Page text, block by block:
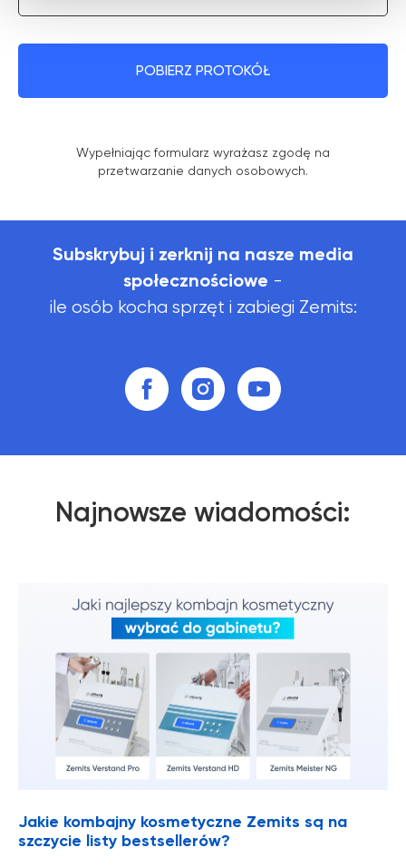
POBIERZ PROTOKÓŁ
Wypełniając formularz wyrażasz zgodę na
przetwarzanie danych osobowych.
Subskrybuj i zerknij na nasze media
społecznościowe -
ile osób kocha sprzęt i zabiegi Zemits:
Najnowsze wiadomości:
Jakie kombajny kosmetyczne Zemits są na
szczycie listy bestsellerów?